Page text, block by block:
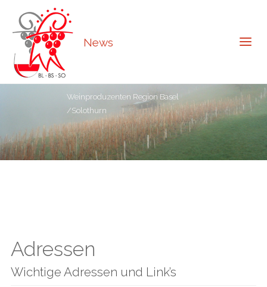
News
Weinproduzenten Region Basel
/Solothurn
Adressen
Wichtige Adressen und Link’s